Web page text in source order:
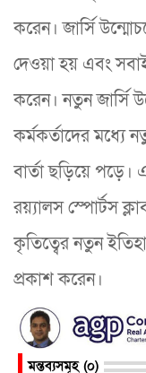
করেন। জার্সি
দেওয়া হয় এবং
করেন। নতুন জার্সি
কর্মকর্তাদের মধ্যে
বার্তা ছড়িয়ে পড়ে।
রয়্যালস স্পোর্টস
কৃতিত্বের নতুন
প্রকাশ করেন।
মন্তব্যসমূহ (০)